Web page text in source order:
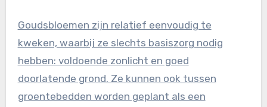
Goudsbloemen zijn relatief eenvoudig te
kweken, waarbij ze slechts basiszorg nodig
hebben: voldoende zonlicht en goed
doorlatende grond. Ze kunnen ook tussen
groentebedden worden geplant als een